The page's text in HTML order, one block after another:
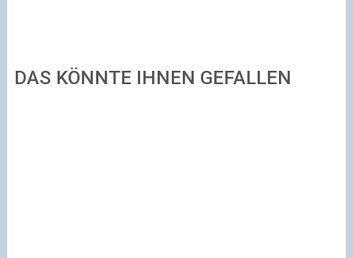
DAS KÖNNTE IHNEN GEFALLEN